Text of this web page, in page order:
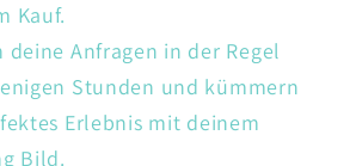
Kauf.
Anfragen in der Regel
Stunden und kümmern
Erlebnis mit deinem
Bild.